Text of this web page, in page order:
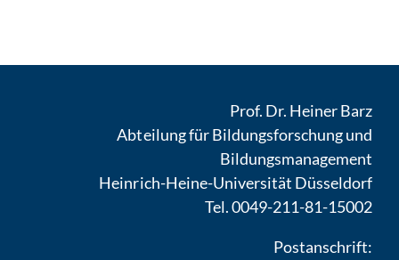
Prof. Dr. Heiner Barz
Abteilung für Bildungsforschung und
Bildungsmanagement
Heinrich-Heine-Universität Düsseldorf
Tel. 0049-211-81-15002
Postanschrift: